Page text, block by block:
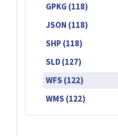
GPKG (118)
JSON (118)
SHP (118)
SLD (127)
WFS (122)
WMS (122)